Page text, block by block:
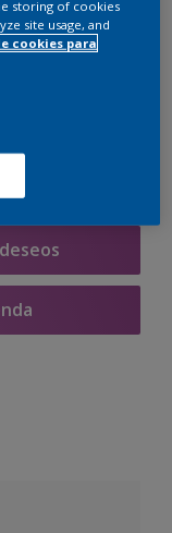
storing of cookies
site usage, and
cookies para